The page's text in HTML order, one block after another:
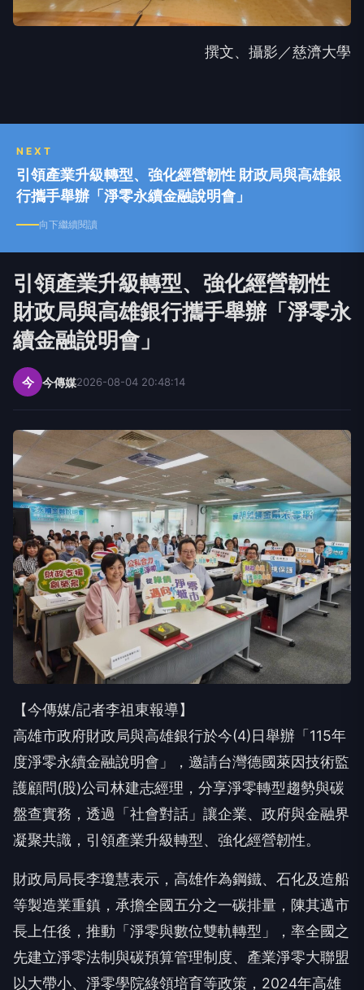
撰文、攝影／慈濟大學
NEXT
引領產業升級轉型、強化經營韌性 財政局與高雄銀
行攜手舉辦「淨零永續金融說明會」
向下繼續閱讀
引領產業升級轉型、強化經營韌性
財政局與高雄銀行攜手舉辦「淨零永
續金融說明會」
今
【今傳媒/記者李祖東報導】
高雄市政府財政局與高雄銀行於今(4)日舉辦「115年
度淨零永續金融說明會」，邀請台灣德國萊因技術監
護顧問(股)公司林建志經理，分享淨零轉型趨勢與碳
盤查實務，透過「社會對話」讓企業、政府與金融界
凝聚共識，引領產業升級轉型、強化經營韌性。
財政局局長李瓊慧表示，高雄作為鋼鐵、石化及造船
等製造業重鎮，承擔全國五分之一碳排量，陳其邁市
長上任後，推動「淨零與數位雙軌轉型」，率全國之
先建立淨零法制與碳預算管理制度、產業淨零大聯盟
以大帶小、淨零學院綠領培育等政策，2024年高雄
碳排放量較2005基準年減少24.3%，2025年的空氣